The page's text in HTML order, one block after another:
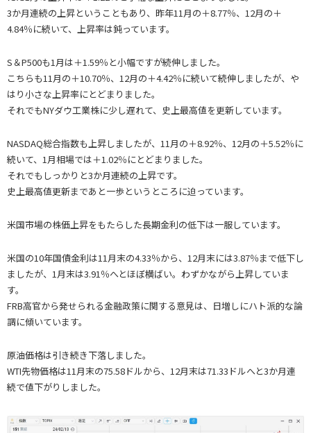
3か月連続の上昇ということもあり、昨年11月の＋8.77％、12月の＋
4.84％に続いて、上昇率は鈍っています。
S＆P500も1月は＋1.59％と小幅ですが続伸しました。
こちらも11月の＋10.70％、12月の＋4.42％に続いて続伸しましたが、や
はり小さな上昇率にとどまりました。
それでもNYダウ工業株に少し遅れて、史上最高値を更新しています。
NASDAQ総合指数も上昇しましたが、11月の＋8.92％、12月の＋5.52％に
続いて、1月相場では＋1.02％にとどまりました。
それでもしっかりと3か月連続の上昇です。
史上最高値更新まであと一歩というところに迫っています。
米国市場の株価上昇をもたらした長期金利の低下は一服しています。
米国の10年国債金利は11月末の4.33％から、12月末には3.87％まで低下し
ましたが、1月末は3.91％へとほぼ横ばい。わずかながら上昇していま
す。
FRB高官から発せられる金融政策に関する意見は、日増しにハト派的な論
調に傾いています。
原油価格は引き続き下落しました。
WTI先物価格は11月末の75.58ドルから、12月末は71.33ドルへと3か月連
続で値下がりしました。